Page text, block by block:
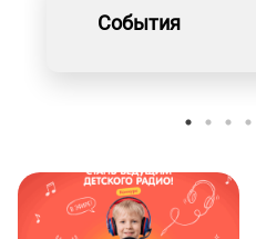
События